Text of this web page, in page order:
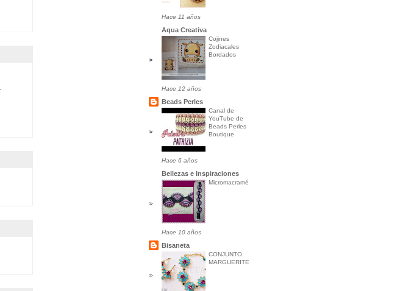
Hace 11 años
Aqua Creativa
Cojines
Zodiacales
Bordados
Hace 12 años
Beads Perles
Canal de
YouTube de
Beads Perles
Boutique
Hace 6 años
Bellezas e Inspiraciones
Micromacramé
Hace 10 años
Bisaneta
CONJUNTO
MARGUERITE